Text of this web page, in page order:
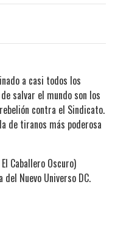
a casi todos los
salvar el mundo son los
contra el Sindicato.
de tiranos más poderosa
Caballero Oscuro)
Nuevo Universo DC.